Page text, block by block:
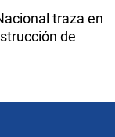
traza en
de